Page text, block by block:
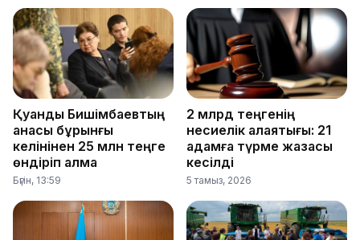
Қуандық Бишімбаевтың
анасы бұрынғы
келінінен 25 млн теңге
өндіріп алмақ
Бүгін, 13:59
2 млрд теңгенің
несиелік алаяқтығы: 21
адамға түрме жазасы
кесілді
5 тамыз, 2026